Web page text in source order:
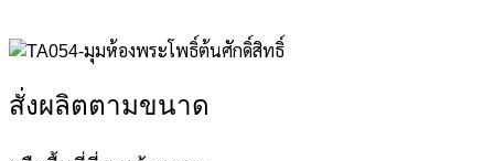
สั่งผลิตตามขนาด